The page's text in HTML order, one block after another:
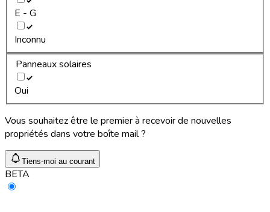
E - G
Inconnu
Panneaux solaires
Oui
Vous souhaitez être le premier à recevoir de nouvelles
propriétés dans votre boîte mail ?
Tiens-moi au courant
BETA